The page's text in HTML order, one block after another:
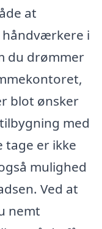
at
i
du drømmer
blot ønsker
med
tage er ikke
mulighed
Ved at
nemt